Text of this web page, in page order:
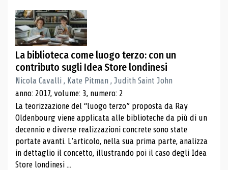
La biblioteca come luogo terzo: con un
contributo sugli Idea Store londinesi
Nicola Cavalli , Kate Pitman , Judith Saint John
anno: 2017, volume: 3, numero: 2
La teorizzazione del “luogo terzo” proposta da Ray
Oldenbourg viene applicata alle biblioteche da più di un
decennio e diverse realizzazioni concrete sono state
portate avanti. L’articolo, nella sua prima parte, analizza
in dettaglio il concetto, illustrando poi il caso degli Idea
Store londinesi ...